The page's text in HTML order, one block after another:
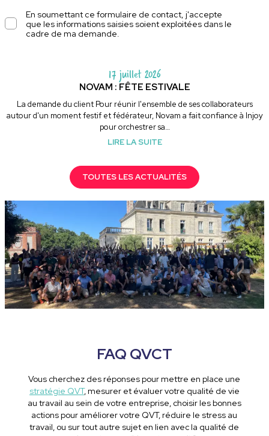
En soumettant ce formulaire de contact, j'accepte
que les informations saisies soient exploitées dans le
cadre de ma demande.
17 juillet 2026
NOVAM : FÊTE ESTIVALE
La demande du client Pour réunir l'ensemble de ses collaborateurs
autour d'un moment festif et fédérateur, Novam a fait confiance à Injoy
pour orchestrer sa…
LIRE LA SUITE
TOUTES LES ACTUALITÉS
FAQ QVCT
Vous cherchez des réponses pour mettre en place une
stratégie QVT, mesurer et évaluer votre qualité de vie
au travail au sein de votre entreprise, choisir les bonnes
actions pour améliorer votre QVT, réduire le stress au
travail, ou sur tout autre sujet en lien avec la qualité de